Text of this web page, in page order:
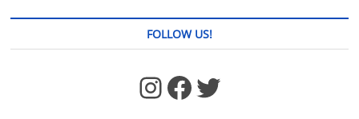
FOLLOW US!
https://www.facebook.com/jstages/ Facebook Twitter